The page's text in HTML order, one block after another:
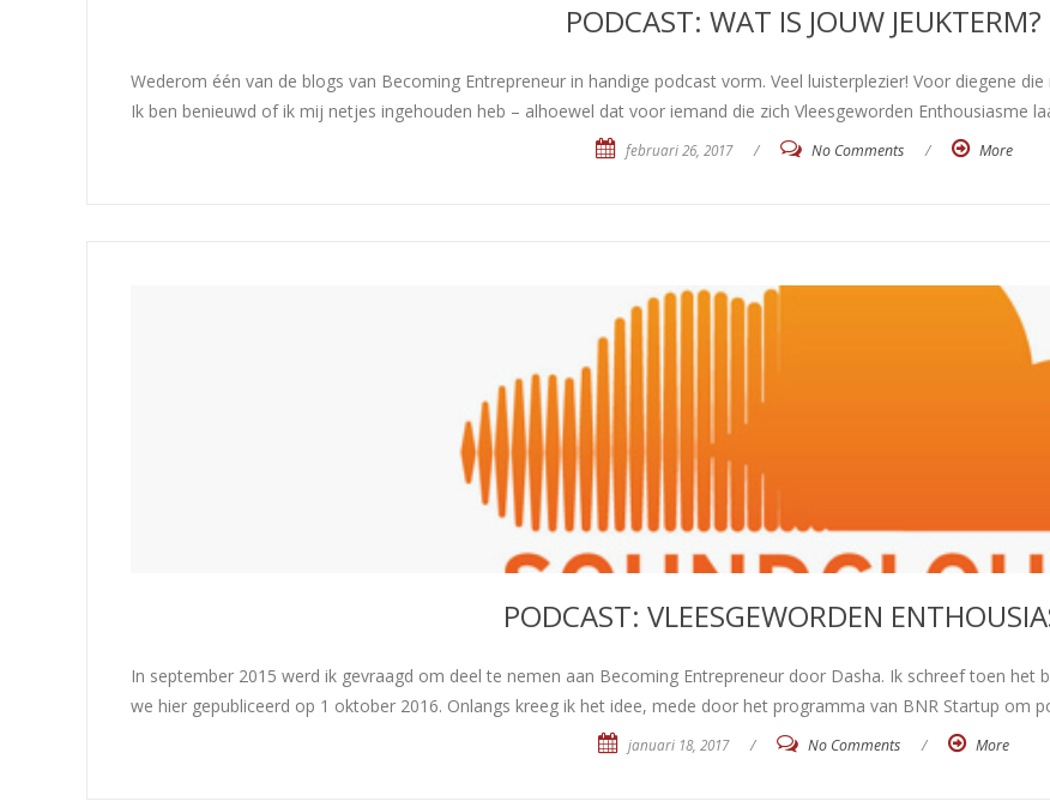
PODCAST: WAT IS JOUW JEUKTERM?
Wederom één van de blogs van Becoming Entrepreneur in handige podcast vorm. Veel luisterplezier! Voor diegene
Ik ben benieuwd of ik mij netjes ingehouden heb – alhoewel dat voor iemand die zich Vleesgeworden Enthousiasme
februari 26, 2017 / No Comments / More
PODCAST: VLEESGEWORDEN
In september 2015 werd ik gevraagd om deel te nemen aan Becoming Entrepreneur door Dasha. Ik schreef toen het
we hier gepubliceerd op 1 oktober 2016. Onlangs kreeg ik het idee, mede door het programma van BNR Startup om
januari 18, 2017 / No Comments / More